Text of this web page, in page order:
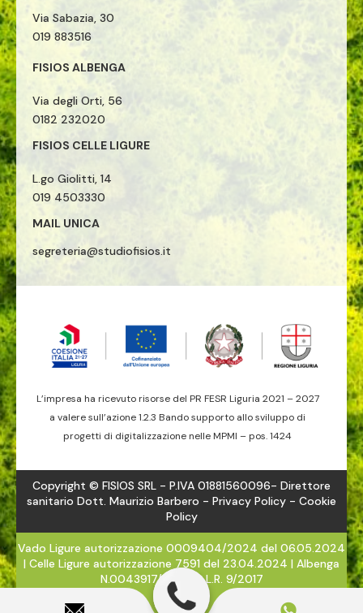
Via Sabazia, 30
019 883516
FISIOS ALBENGA
Via degli Orti, 56
0182 232020
FISIOS CELLE LIGURE
L.go Giolitti, 14
019 4503330
MAIL UNICA
segreteria@studiofisios.it
L’impresa ha ricevuto risorse del PR FESR Liguria 2021 – 2027
a valere sull’azione 1.2.3 Bando supporto allo sviluppo di
progetti di digitalizzazione nelle MPMI – pos. 1424
Copyright © FISIOS SRL - P.IVA 01881560096- Direttore
sanitario Dott. Maurizio Barbero - Privacy Policy - Cookie
Policy
Vado Ligure autorizzazione 0009404/2024 del 06.05.2024
| Celle Ligure autorizzazione 7591 del 23.04.2024 | Albenga
N.0043917/2024 - L.R. 9/2017